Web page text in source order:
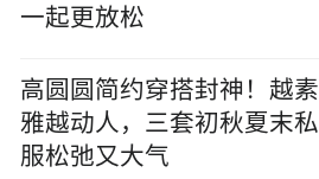
一起更放松
高圆圆简约穿搭封神！越素
雅越动人，三套初秋夏末私
服松弛又大气